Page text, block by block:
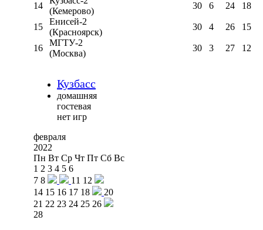
14
(Кемерово)
30 6 24 18
15
Енисей-2
(Красноярск)
30 4 26 15
16
МГТУ-2
(Москва)
30 3 27 12
Кузбасс
домашняя
гостевая
нет игр
февраля
2022
Пн Вт Ср Чт Пт Сб Вс
1 2 3 4 5 6
7 8 11 12
14 15 16 17 18
20
21 22 23 24 25 26
28